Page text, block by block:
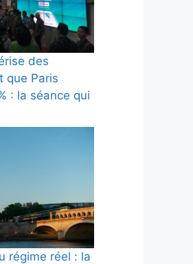
des
que Paris
: la séance qui
régime réel : la